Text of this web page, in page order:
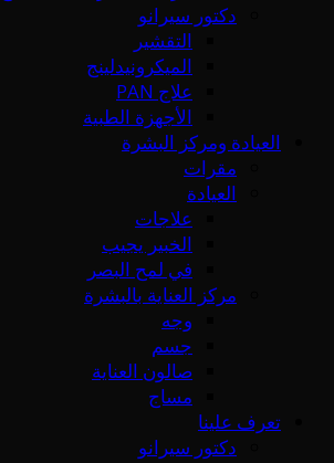
دكتور سيرانو
التقشير
الميكرونيدلينج
علاج PAN
الأجهزة الطبية
العيادة ومركز البشرة
مقرات
العيادة
علاجات
الخبير يجيب
في لمح البصر
مركز العناية بالبشرة
وجه
جسم
صالون العناية
مساج
تعرف علينا
دكتور سيرانو